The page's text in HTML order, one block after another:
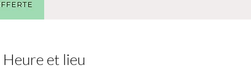
Heure et lieu